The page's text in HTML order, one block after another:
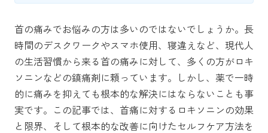
首の痛みでお悩みの方は多いのではないでしょうか。長
時間のデスクワークやスマホ使用、寝違えなど、現代人
の生活習慣から来る首の痛みに対して、多くの方がロキ
ソニンなどの鎮痛剤に頼っています。しかし、薬で一時
的に痛みを抑えても根本的な解決にはならないことも事
実です。この記事では、首痛に対するロキソニンの効果
と限界、そして根本的な改善に向けたセルフケア方法を